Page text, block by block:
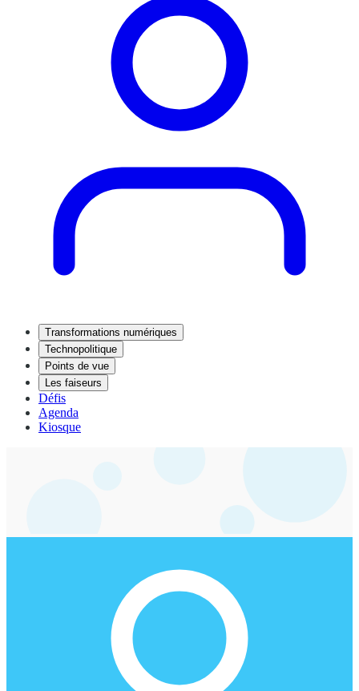
Transformations numériques
Technopolitique
Points de vue
Les faiseurs
Défis
Agenda
Kiosque